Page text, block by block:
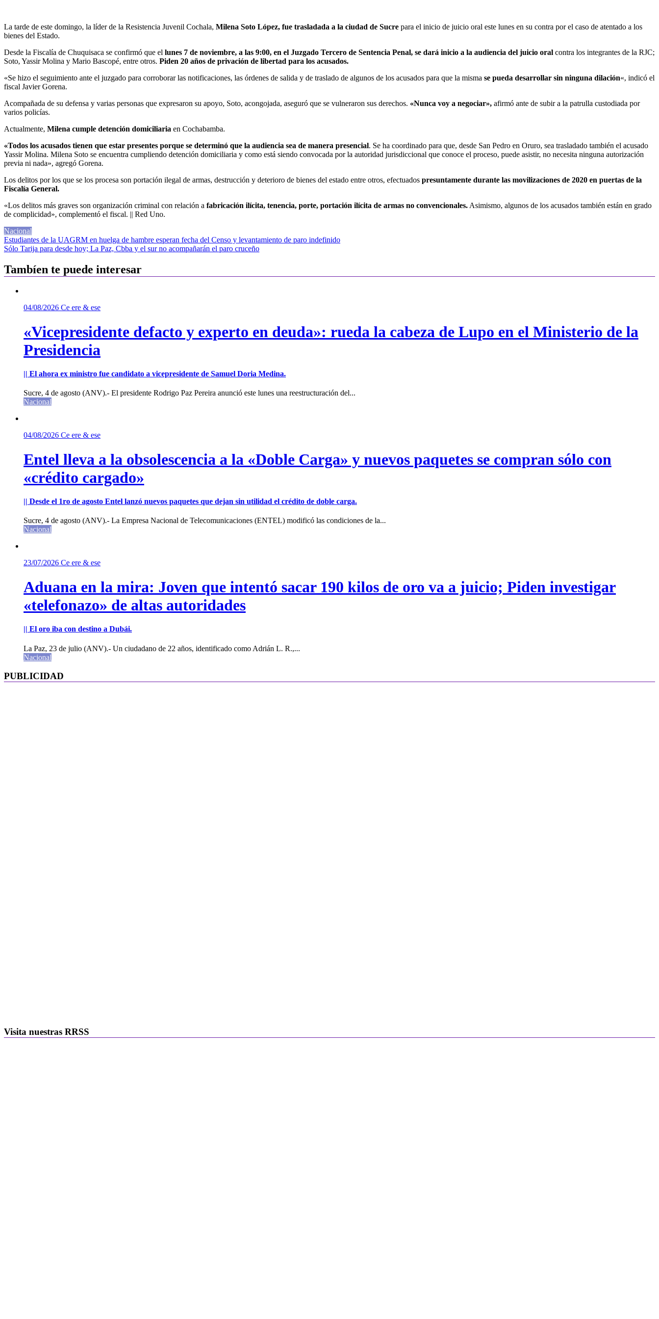
La tarde de este domingo, la líder de la Resistencia Juvenil Cochala, Milena Soto López, fue trasladada a la ciudad de Sucre para el inicio de juicio oral este lunes en su contra por el caso de atentado a los
bienes del Estado.
Desde la Fiscalía de Chuquisaca se confirmó que el lunes 7 de noviembre, a las 9:00, en el Juzgado Tercero de Sentencia Penal, se dará inicio a la audiencia del juicio oral contra los integrantes de la RJC;
Soto, Yassir Molina y Mario Bascopé, entre otros. Piden 20 años de privación de libertad para los acusados.
«Se hizo el seguimiento ante el juzgado para corroborar las notificaciones, las órdenes de salida y de traslado de algunos de los acusados para que la misma se pueda desarrollar sin ninguna dilación«, indicó el
fiscal Javier Gorena.
Acompañada de su defensa y varias personas que expresaron su apoyo, Soto, acongojada, aseguró que se vulneraron sus derechos. «Nunca voy a negociar», afirmó ante de subir a la patrulla custodiada por
varios policías.
Actualmente, Milena cumple detención domiciliaria en Cochabamba.
«Todos los acusados tienen que estar presentes porque se determinó que la audiencia sea de manera presencial. Se ha coordinado para que, desde San Pedro en Oruro, sea trasladado también el acusado
Yassir Molina. Milena Soto se encuentra cumpliendo detención domiciliaria y como está siendo convocada por la autoridad jurisdiccional que conoce el proceso, puede asistir, no necesita ninguna autorización
previa ni nada», agregó Gorena.
Los delitos por los que se los procesa son portación ilegal de armas, destrucción y deterioro de bienes del estado entre otros, efectuados presuntamente durante las movilizaciones de 2020 en puertas de la
Fiscalía General.
«Los delitos más graves son organización criminal con relación a fabricación ilícita, tenencia, porte, portación ilícita de armas no convencionales. Asimismo, algunos de los acusados también están en grado
de complicidad», complementó el fiscal. || Red Uno.
Nacional
Navegación
de
entradas
Estudiantes de la UAGRM en huelga de hambre esperan fecha del Censo y levantamiento de paro indefinido
Sólo Tarija para desde hoy; La Paz, Cbba y el sur no acompañarán el paro cruceño
Tambíen te puede interesar
04/08/2026 Ce ere & ese
«Vicepresidente defacto y experto en deuda»: rueda la cabeza de Lupo en el Ministerio de la
Presidencia
|| El ahora ex ministro fue candidato a vicepresidente de Samuel Doria Medina.
Sucre, 4 de agosto (ANV).- El presidente Rodrigo Paz Pereira anunció este lunes una reestructuración del...
Nacional
04/08/2026 Ce ere & ese
Entel lleva a la obsolescencia a la «Doble Carga» y nuevos paquetes se compran sólo con
«crédito cargado»
|| Desde el 1ro de agosto Entel lanzó nuevos paquetes que dejan sin utilidad el crédito de doble carga.
Sucre, 4 de agosto (ANV).- La Empresa Nacional de Telecomunicaciones (ENTEL) modificó las condiciones de la...
Nacional
23/07/2026 Ce ere & ese
Aduana en la mira: Joven que intentó sacar 190 kilos de oro va a juicio; Piden investigar
«telefonazo» de altas autoridades
|| El oro iba con destino a Dubái.
La Paz, 23 de julio (ANV).- Un ciudadano de 22 años, identificado como Adrián L. R.,...
Nacional
PUBLICIDAD
Visita nuestras RRSS